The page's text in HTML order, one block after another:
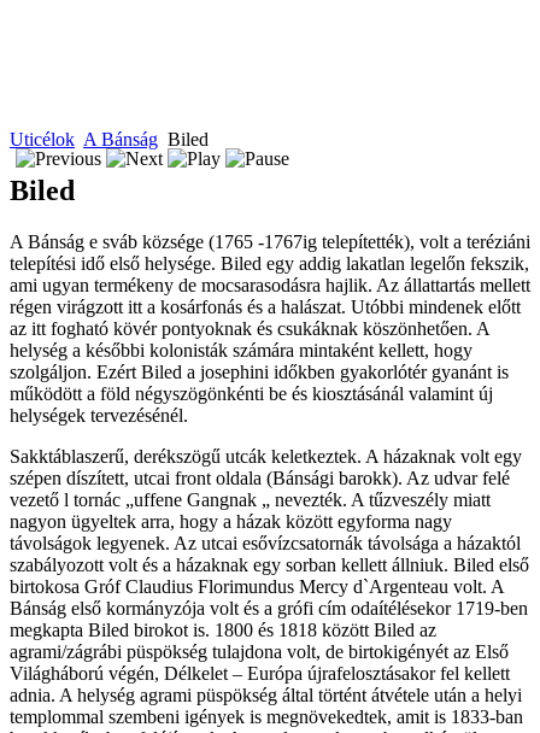
Uticélok A Bánság Biled
Biled
A Bánság e sváb községe (1765 -1767ig telepítették), volt a teréziáni
telepítési idő első helysége. Biled egy addig lakatlan legelőn fekszik,
ami ugyan termékeny de mocsarasodásra hajlik. Az állattartás mellett
régen virágzott itt a kosárfonás és a halászat. Utóbbi mindenek előtt
az itt fogható kövér pontyoknak és csukáknak köszönhetően. A
helység a későbbi kolonisták számára mintaként kellett, hogy
szolgáljon. Ezért Biled a josephini időkben gyakorlótér gyanánt is
működött a föld négyszögönkénti be és kiosztásánál valamint új
helységek tervezésénél.
Sakktáblaszerű, derékszögű utcák keletkeztek. A házaknak volt egy
szépen díszített, utcai front oldala (Bánsági barokk). Az udvar felé
vezető l tornác „uffene Gangnak „ nevezték. A tűzveszély miatt
nagyon ügyeltek arra, hogy a házak között egyforma nagy
távolságok legyenek. Az utcai esővízcsatornák távolsága a házaktól
szabályozott volt és a házaknak egy sorban kellett állniuk. Biled első
birtokosa Gróf Claudius Florimundus Mercy d`Argenteau volt. A
Bánság első kormányzója volt és a grófi cím odaítélésekor 1719-ben
megkapta Biled birokot is. 1800 és 1818 között Biled az
agrami/zágrábi püspökség tulajdona volt, de birtokigényét az Első
Világháború végén, Délkelet – Európa újrafelosztásakor fel kellett
adnia. A helység agrami püspökség által történt átvétele után a helyi
templommal szembeni igények is megnövekedtek, amit is 1833-ban